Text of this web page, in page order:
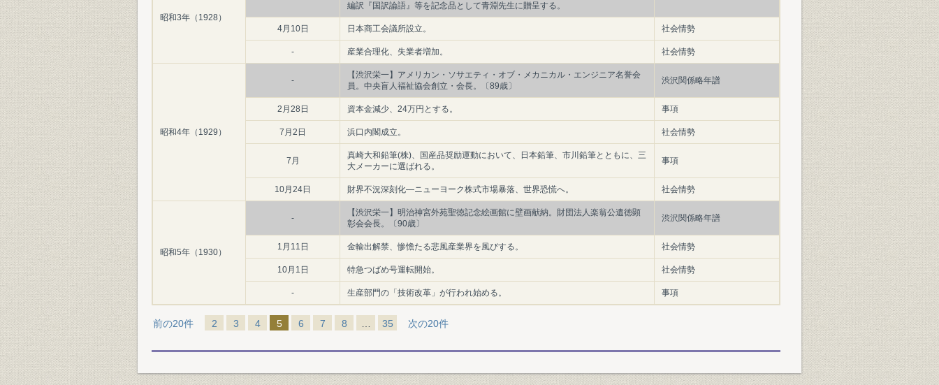
昭和3年（1928）
編訳『国訳論語』等を記念品として青淵先生に贈呈する。
4月10日 日本商工会議所設立。 社会情勢
- 産業合理化、失業者増加。 社会情勢
昭和4年（1929）
-
【渋沢栄一】アメリカン・ソサエティ・オブ・メカニカル・エンジニア名誉会
員。中央盲人福祉協会創立・会長。〔89歳〕
渋沢関係略年譜
2月28日 資本金減少、24万円とする。 事項
7月2日 浜口内閣成立。 社会情勢
7月
真崎大和鉛筆(株)、国産品奨励運動において、日本鉛筆、市川鉛筆とともに、三
大メーカーに選ばれる。
事項
10月24日 財界不況深刻化―ニューヨーク株式市場暴落、世界恐慌へ。 社会情勢
昭和5年（1930）
-
【渋沢栄一】明治神宮外苑聖徳記念絵画館に壁画献納。財団法人楽翁公遺徳顕
彰会会長。〔90歳〕
渋沢関係略年譜
1月11日 金輸出解禁、惨憺たる悲風産業界を風びする。 社会情勢
10月1日 特急つばめ号運転開始。 社会情勢
- 生産部門の「技術改革」が行われ始める。 事項
前の20件 2 3 4 5 6 7 8 35 次の20件